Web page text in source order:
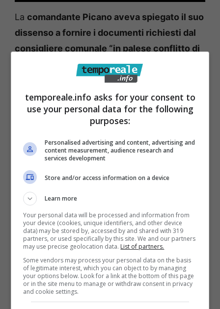
La comandante Picano aveva spiegato il suo
dissenso a fornire i documenti richiesti dal
consigliere comunale “in palese conflitto di
perché “è potenzialmente
portatore di un interesse personale,
divergente da quello affidato alle cure
dell’organo di rappresentanza di cui fa parte,
il consiglio comunale di Formia”. L’audizione
della segretaria Saccoccia servirà alla
commissione Trasparenza del comune per
accertare se “dal 27 luglio scorso”– è il giorno
dell’invio della lettera della dottoressa Picano
– sia stato “assunto o meno qualche
a tutela del comune di Formia, magari
avviando o meno un’indagine internasu
quanto gravemente segnalato dalla dirigente
Picano”.
consigliere imprenditore era stato
temporeale.info asks for your consent to
use your personal data for the following
purposes:
Personalised advertising and content, advertising and
content measurement, audience research and
services development
Store and/or access information on a device
Learn more
Your personal data will be processed and information from
your device (cookies, unique identifiers, and other device
data) may be stored by, accessed by and shared with 319
partners, or used specifically by this site. We and our partners
may use precise geolocation data. List of partners.
Some vendors may process your personal data on the basis
of legitimate interest, which you can object to by managing
your options below. Look for a link at the bottom of this page
or in the site menu to manage or withdraw consent in privacy
and cookie settings.